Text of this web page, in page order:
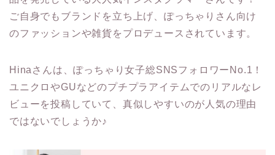
ご自身でもブランドを立ち上げ、ぽっちゃりさん向け
のファッションや雑貨をプロデュースされています。
Hinaさんは、ぽっちゃり女子総SNSフォロワーNo.1！
ユニクロやGUなどのプチプラアイテムでのリアルなレ
ビューを投稿していて、真似しやすいのが人気の理由
ではないでしょうか♪